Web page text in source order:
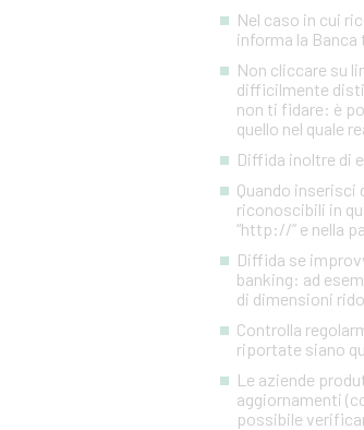
Nel caso in cui
informa la
Non cliccare su
difficilmente
non ti fidare: è
quello nel quale
Diffida inoltre di
Quando
riconoscibili in
“http://” e nella
Diffida se
banking: ad
di dimensioni
Controlla
riportate siano
Le aziende
aggiornamenti
possibile